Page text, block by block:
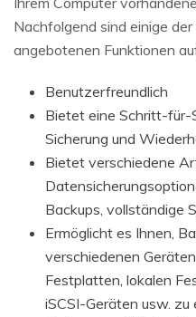
Nachfolgend sind einige
angebotenen Funktionen
Benutzerfreundlich
Bietet eine Schritt-
Sicherung und
Bietet verschiedene
Backups, vollständige
Ermöglicht es Ihnen,
verschiedenen
Festplatten, lokalen
iSCSI-Geräten usw. zu